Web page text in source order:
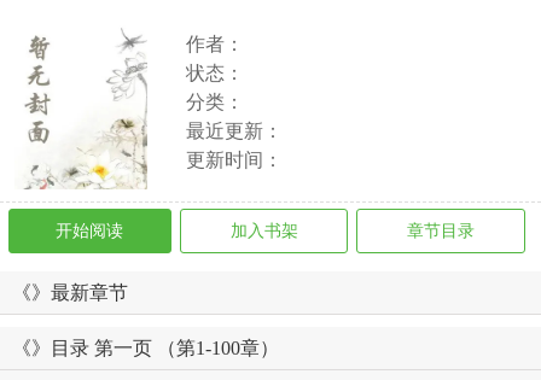
作者：
状态：
分类：
最近更新：
更新时间：
开始阅读 加入书架 章节目录
《》最新章节
《》目录 第一页 （第1-100章）